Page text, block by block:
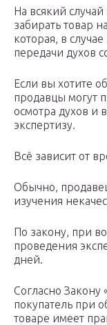
На всякий
забирать товар
которая, в
передачи духов
Если вы хотите
продавцы могут
осмотра духов и
экспертизу.
Всё зависит от
Обычно,
изучения
По закону, при
проведения
дней.
Согласно Закону
покупатель при
товаре имеет